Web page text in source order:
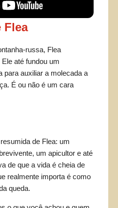
Flea
russa, Flea
até fundou um
para auxiliar a molecada a
É ou não é um cara
de Flea: um
um apicultor e até
de que a vida é cheia de
realmente importa é como
queda.